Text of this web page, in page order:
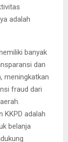
adalah
banyak
dan
meningkatkan
fraud dari
KKPD adalah
belanja